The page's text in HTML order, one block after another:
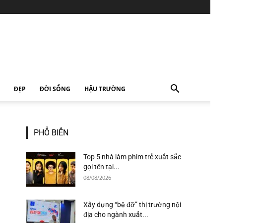
ĐẸP ĐỜI SỐNG HẬU TRƯỜNG
PHỔ BIẾN
Top 5 nhà làm phim trẻ xuất sắc
gọi tên tại...
08/08/2026
Xây dựng “bệ đỡ” thị trường nội
địa cho ngành xuất...